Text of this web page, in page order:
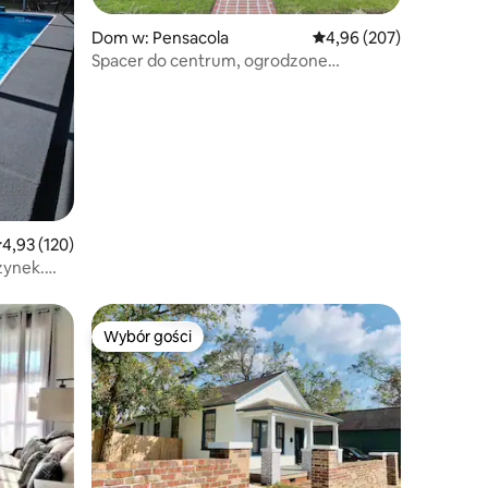
ocena: 4,93 na 5, liczba recenzji: 120
4,93 (120)
Dom w: Pensacola Średnia ocena: 4,96
4,96 (207)
Spacer do centrum, ogrodzone
gości Wybór gości
Wybór gości